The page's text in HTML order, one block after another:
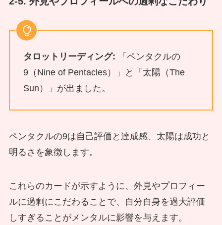
タロットリーディング: 「ペンタクルの
9（Nine of Pentacles）」と「太陽（The
Sun）」が出ました。
ペンタクルの9は自己評価と達成感、太陽は成功と
明るさを象徴します。
これらのカードが示すように、外見やプロフィー
ルに過剰にこだわることで、自分自身を過大評価
しすぎることがメンタルに影響を与えます。